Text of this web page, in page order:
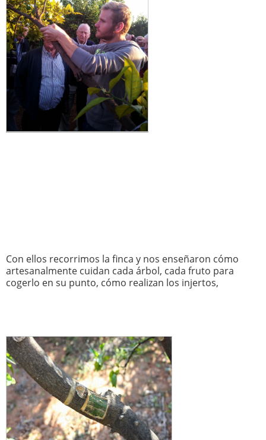
Con ellos recorrimos la finca y nos enseñaron cómo
artesanalmente cuidan cada árbol, cada fruto para
cogerlo en su punto, cómo realizan los injertos,